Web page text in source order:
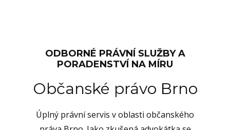
ODBORNÉ PRÁVNÍ SLUŽBY A
PORADENSTVÍ NA MÍRU
Občanské právo Brno
Úplný právní servis v oblasti občanského